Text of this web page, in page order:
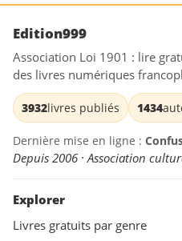
Edition999
Association Loi 1901 : lire
des livres numériques
3932livres publiés 1434
Dernière mise en ligne :
Depuis 2006 · Association
Explorer
Livres gratuits par genre